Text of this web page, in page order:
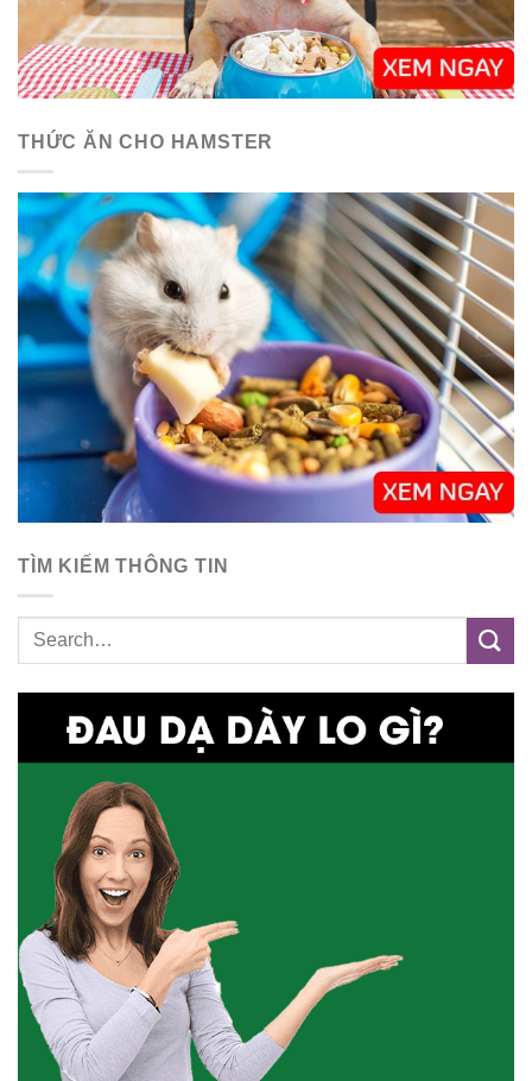
THỨC ĂN CHO HAMSTER
TÌM KIẾM THÔNG TIN